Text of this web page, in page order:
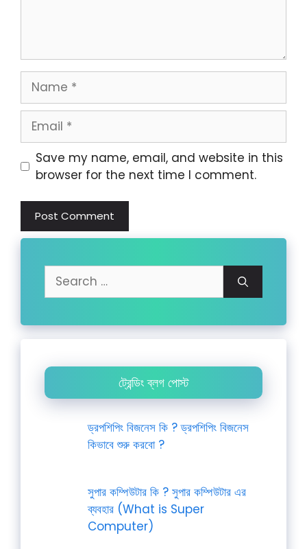
Name
Email
Website
Save my name, email, and website in this
browser for the next time I comment.
Search
for:
ট্রেন্ডিং ব্লগ পোস্ট
ড্রপশিপিং বিজনেস কি ? ড্রপশিপিং বিজনেস
কিভাবে শুরু করবো ?
সুপার কম্পিউটার কি ? সুপার কম্পিউটার এর
ব্যবহার (What is Super
Computer)